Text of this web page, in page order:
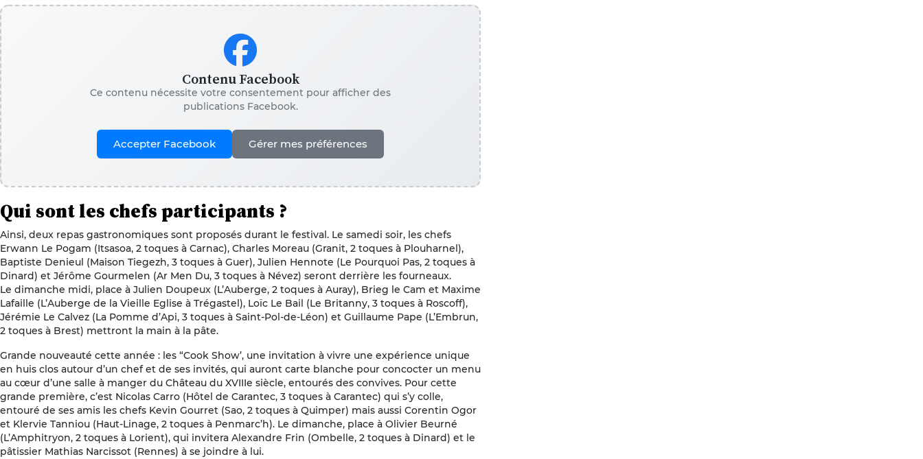
Contenu Facebook
Ce contenu nécessite votre consentement pour afficher des
publications Facebook.
Accepter Facebook Gérer mes préférences
Qui sont les chefs participants ?
Ainsi, deux repas gastronomiques sont proposés durant le festival. Le samedi soir, les chefs
Erwann Le Pogam (Itsasoa, 2 toques à Carnac), Charles Moreau (Granit, 2 toques à Plouharnel),
Baptiste Denieul (Maison Tiegezh, 3 toques à Guer), Julien Hennote (Le Pourquoi Pas, 2 toques à
Dinard) et Jérôme Gourmelen (Ar Men Du, 3 toques à Névez) seront derrière les fourneaux.
Le dimanche midi, place à Julien Doupeux (L’Auberge, 2 toques à Auray), Brieg le Cam et Maxime
Lafaille (L’Auberge de la Vieille Eglise à Trégastel), Loïc Le Bail (Le Britanny, 3 toques à Roscoff),
Jérémie Le Calvez (La Pomme d’Api, 3 toques à Saint-Pol-de-Léon) et Guillaume Pape (L’Embrun,
2 toques à Brest) mettront la main à la pâte.
Grande nouveauté cette année : les “Cook Show’, une invitation à vivre une expérience unique
en huis clos autour d’un chef et de ses invités, qui auront carte blanche pour concocter un menu
au cœur d’une salle à manger du Château du XVIIIe siècle, entourés des convives. Pour cette
grande première, c’est Nicolas Carro (Hôtel de Carantec, 3 toques à Carantec) qui s’y colle,
entouré de ses amis les chefs Kevin Gourret (Sao, 2 toques à Quimper) mais aussi Corentin Ogor
et Klervie Tanniou (Haut-Linage, 2 toques à Penmarc’h). Le dimanche, place à Olivier Beurné
(L’Amphitryon, 2 toques à Lorient), qui invitera Alexandre Frin (Ombelle, 2 toques à Dinard) et le
pâtissier Mathias Narcissot (Rennes) à se joindre à lui.